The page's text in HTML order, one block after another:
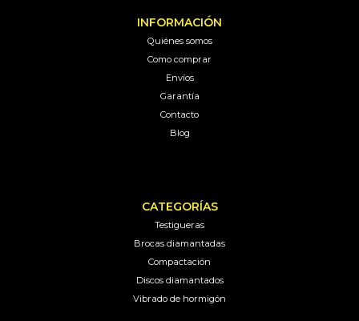
INFORMACIÓN
Quiénes somos
Como comprar
Envíos
Garantía
Contacto
Blog
CATEGORÍAS
Testigueras
Brocas diamantadas
Compactación
Discos diamantados
Vibrado de hormigón